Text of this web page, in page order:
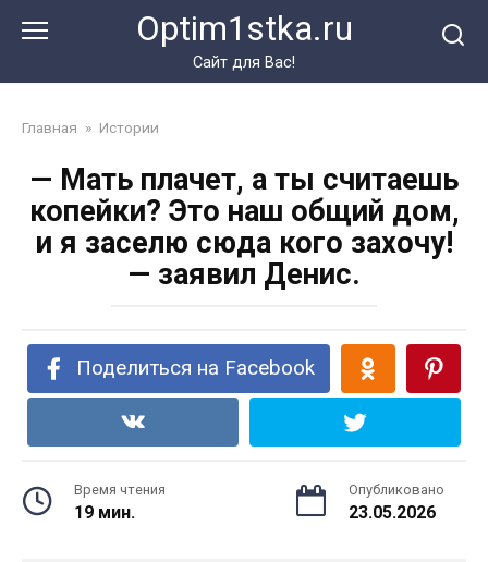
Optim1stka.ru
Сайт для Вас!
Главная » Истории
— Мать плачет, а ты считаешь
копейки? Это наш общий дом,
и я заселю сюда кого захочу!
— заявил Денис.
Поделиться на Facebook
Время чтения
19 мин.
Опубликовано
23.05.2026